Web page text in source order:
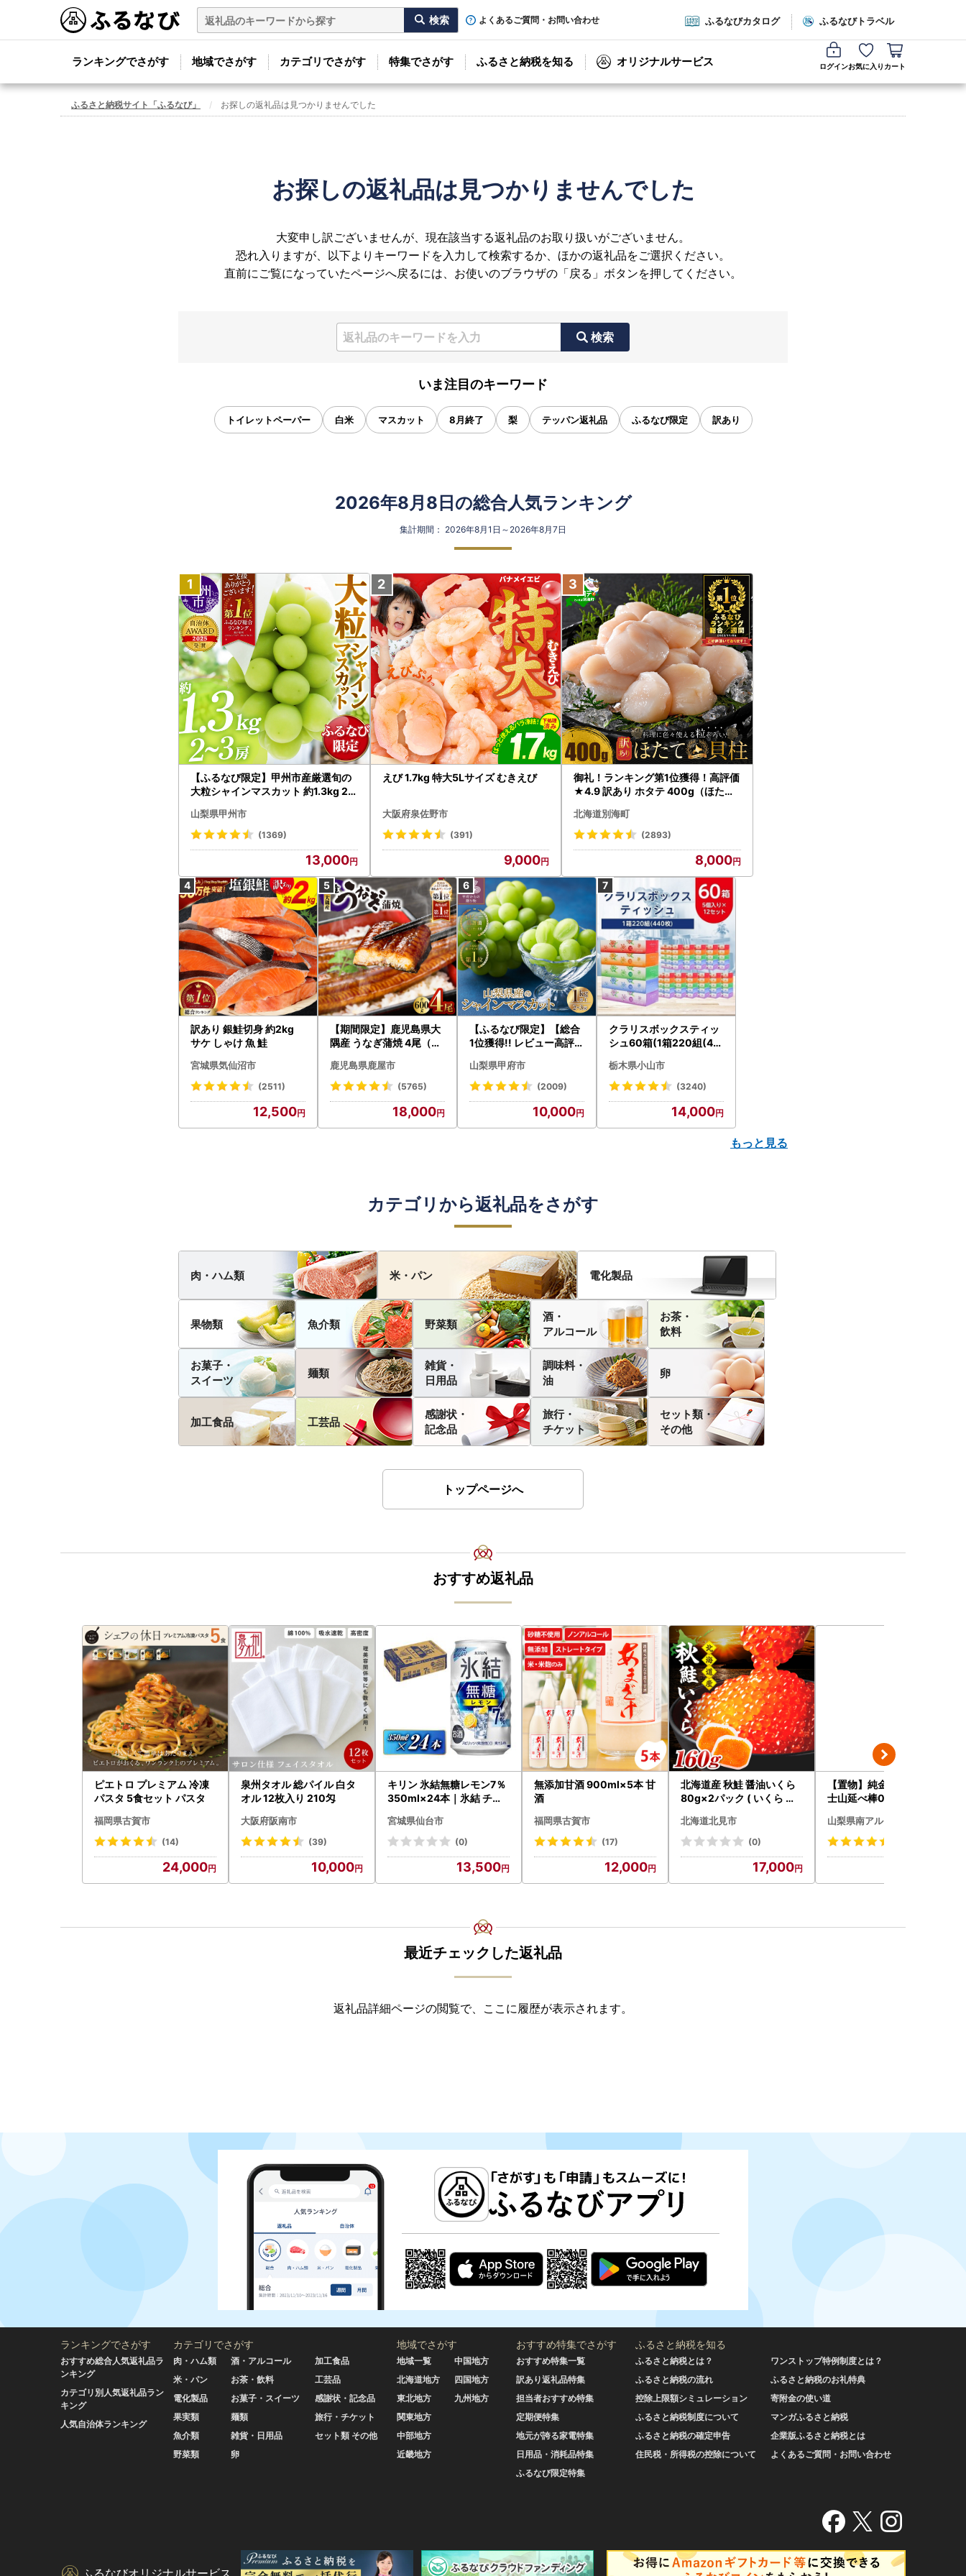
よくあるご質問・お問い合わせ ふるなびカタログ ふるなびトラベル
ランキングでさがす 地域でさがす カテゴリでさがす 特集でさがす ふるさと納税を知る オリジナルサービス ログインお気に入り カート
ふるさと納税サイト「ふるなび」 お探しの返礼品は見つかりませんでした
お探しの返礼品は見つかりませんでした
大変申し訳ございませんが、現在該当する返礼品のお取り扱いがございません。
恐れ入りますが、以下よりキーワードを入力して検索するか、ほかの返礼品をご選択ください。
直前にご覧になっていたページへ戻るには、お使いのブラウザの「戻る」ボタンを押してください。
検索
いま注目のキーワード
トイレットペーパー 白米 マスカット 8月終了 梨 テッパン返礼品 ふるなび限定 訳あり
2026年8月8日の総合人気ランキング
集計期間： 2026年8月1日～2026年8月7日
【ふるなび限定】甲州市産厳選旬の
大粒シャインマスカット 約1.3kg 2
472 FN-Limited-VO シャインマス
カット フルーツ
山梨県甲州市
(1369)
13,000
えび 1.7kg 特大5Lサイズ むきえび
大阪府泉佐野市
(391)
9,000
御礼！ランキング第1位獲得！高評価
★4.9 訳あり ホタテ 400g（ほたて
北海道別海町
(2893)
8,000
訳あり 銀鮭切身 約2kg
サケ しゃけ 魚 鮭
宮城県気仙沼市
(2511)
12,500
【期間限定】鹿児島県大
隅産 うなぎ蒲焼 4尾（60
cp18 うなぎ 鰻 魚 惣菜 総
菜
鹿児島県鹿屋市
(5765)
18,000
【ふるなび限定】【総合
1位獲得!! レビュー高評価
〉山梨県産 シャインマス
カット 2～3房（1.0kg以
N-Limited-SP
山梨県甲府市
(2009)
10,000
クラリスボックスティッ
シュ60箱(1箱220組(44
ト)【配送不可地域：離島
・沖縄県】【1256759】
栃木県小山市
(3240)
14,000
もっと見る
カテゴリから返礼品をさがす
肉・ハム類 米・パン 電化製品
果物類 魚介類 野菜類
酒・
アルコール
お茶・
飲料
お菓子・
スイーツ
麺類
雑貨・
日用品
調味料・
油
卵
加工食品 工芸品
感謝状・
記念品
旅行・
チケット
セット類・
その他
トップページへ
おすすめ返礼品
ピエトロ プレミアム 冷凍
パスタ 5食セット パスタ
福岡県古賀市
(14)
24,000
泉州タオル 総パイル 白タ
オル 12枚入り 210匁
大阪府阪南市
(39)
10,000
キリン 氷結無糖レモン7％
350ml×24本｜氷結 チュ
宮城県仙台市
(0)
13,500
無添加甘酒 900ml×5本 甘
酒
福岡県古賀市
(17)
12,000
北海道産 秋鮭 醤油いくら
80g×2パック ( いくら イ
くら 醤油漬け パック 北海
道産 ふるさと納税 秋鮭 )【
北海道北見市
(0)
17,000
【置物】純金製(Ｋ２４) 富
士山延べ棒0.3グラム ALP
山梨県南アルプス市
最近チェックした返礼品
返礼品詳細ページの閲覧で、ここに履歴が表示されます。
ランキングでさがす
おすすめ総合人気返礼品ラ
ンキング
カテゴリ別人気返礼品ラン
キング
人気自治体ランキング
カテゴリでさがす
肉・ハム類
米・パン
電化製品
果実類
魚介類
野菜類
酒・アルコール
お茶・飲料
お菓子・スイーツ
麺類
雑貨・日用品
卵
加工食品
工芸品
感謝状・記念品
旅行・チケット
セット類 その他
地域でさがす
地域一覧
北海道地方
東北地方
関東地方
中部地方
近畿地方
中国地方
四国地方
九州地方
おすすめ特集でさがす
おすすめ特集一覧
訳あり返礼品特集
担当者おすすめ特集
定期便特集
地元が誇る家電特集
日用品・消耗品特集
ふるなび限定特集
ふるさと納税を知る
ふるさと納税とは？
ふるさと納税の流れ
控除上限額シミュレーション
ふるさと納税制度について
ふるさと納税の確定申告
住民税・所得税の控除について
ワンストップ特例制度とは？
ふるさと納税のお礼特典
寄附金の使い道
マンガふるさと納税
企業版ふるさと納税とは
よくあるご質問・お問い合わせ